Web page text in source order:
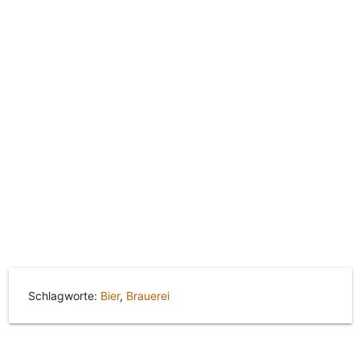
Schlagworte: Bier, Brauerei